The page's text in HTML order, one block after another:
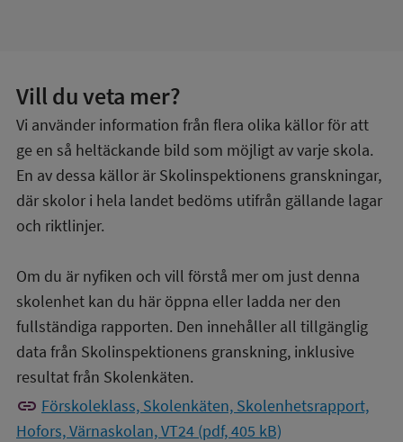
Vill du veta mer?
Vi använder information från flera olika källor för att
ge en så heltäckande bild som möjligt av varje skola.
En av dessa källor är Skolinspektionens granskningar,
där skolor i hela landet bedöms utifrån gällande lagar
och riktlinjer.
Om du är nyfiken och vill förstå mer om just denna
skolenhet kan du här öppna eller ladda ner den
fullständiga rapporten. Den innehåller all tillgänglig
data från Skolinspektionens granskning, inklusive
resultat från Skolenkäten.
link Förskoleklass, Skolenkäten, Skolenhetsrapport,
Hofors, Värnaskolan, VT24 (pdf, 405 kB)